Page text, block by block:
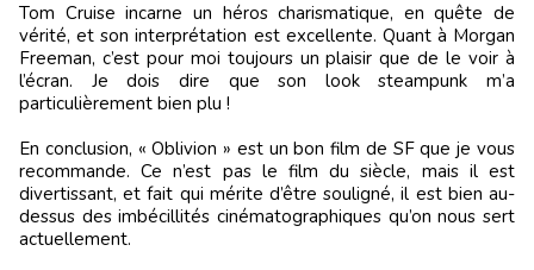
Tom Cruise incarne un héros charismatique, en quête de
vérité, et son interprétation est excellente. Quant à Morgan
Freeman, c’est pour moi toujours un plaisir que de le voir à
l’écran. Je dois dire que son look steampunk m’a
particulièrement bien plu !
En conclusion, « Oblivion » est un bon film de SF que je vous
recommande. Ce n’est pas le film du siècle, mais il est
divertissant, et fait qui mérite d’être souligné, il est bien au-
dessus des imbécillités cinématographiques qu’on nous sert
actuellement.